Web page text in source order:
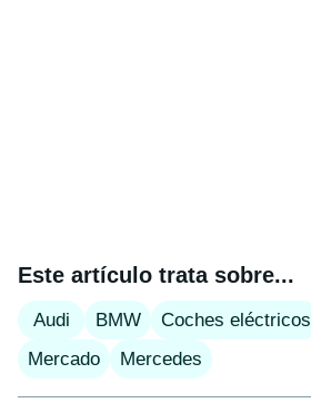
Este artículo trata sobre...
Audi BMW Coches eléctricos
Mercado
Mercedes